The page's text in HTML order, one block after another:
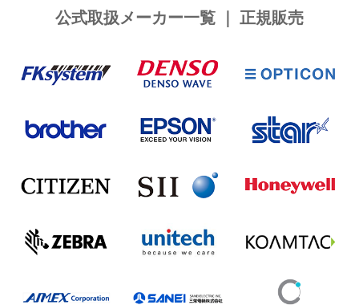
公式取扱メーカー一覧 ｜ 正規販売